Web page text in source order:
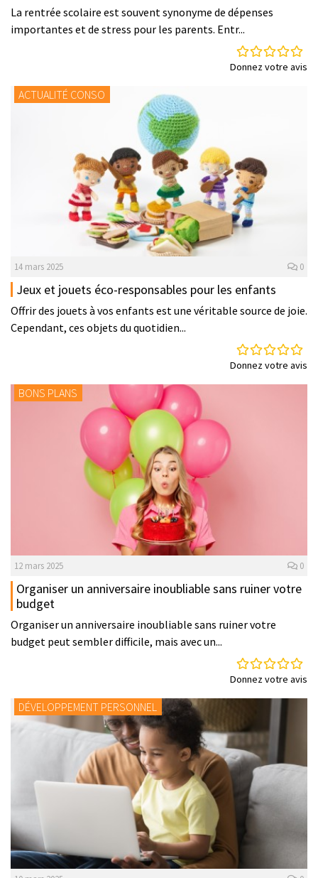
La rentrée scolaire est souvent synonyme de dépenses
importantes et de stress pour les parents. Entr...
Donnez votre avis
ACTUALITÉ CONSO
14 mars 2025 0
Jeux et jouets éco-responsables pour les enfants
Offrir des jouets à vos enfants est une véritable source de joie.
Cependant, ces objets du quotidien...
Donnez votre avis
BONS PLANS
12 mars 2025 0
Organiser un anniversaire inoubliable sans ruiner votre
budget
Organiser un anniversaire inoubliable sans ruiner votre
budget peut sembler difficile, mais avec un...
Donnez votre avis
DÉVELOPPEMENT PERSONNEL